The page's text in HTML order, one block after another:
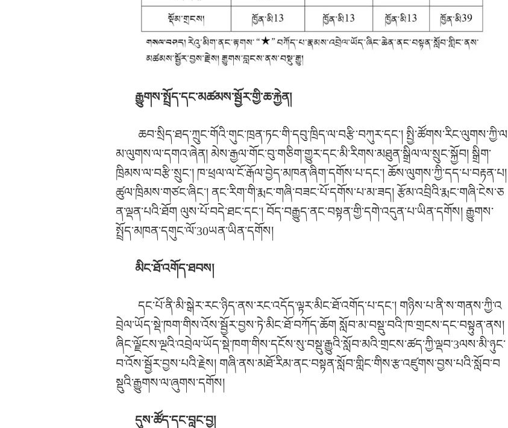
རྒྱུགས་སྤྲོད་དང་མཚམས་སྦྱོར་གྱི་ཆ་རྐྱེན།
ཆབ་སྲིད་ཐད་ཀྲུང་གོའི་གུང་ཁྲན་ཏང་གི་དབུ་ཁྲིད་ལ་བརྩི་བཀུར་དང་། སྤྱི་ཚོགས་རིང་ལུགས་ཀྱི་ལ
མ་ལུགས་ལ་དགའ་ཞེན། མེས་རྒྱལ་གོང་བུ་གཅིག་གྱུར་དང་མི་རིགས་མཐུན་སྒྲིལ་ལ་སྲུང་སྐྱོབ། སྒྲིག་
ཁྲིམས་ལ་བརྩི་སྲུང་། ཁ་ཕྲལ་ལ་ངོ་རྒོལ་བྱེད་མཁན་ཞིག་དགོས་པ་དང་། ཆོས་ལུགས་ཀྱི་དད་པ་བརྟན་པ།
ཚུལ་ཁྲིམས་གཙང་ཞིང་། ནང་རིག་གི་རྨང་གཞི་བཟང་པོ་དགོས་པ་མ་ཟད། རྩོམ་འབྲིའི་རྨང་གཞི་ངེས་ཅ
ན་ལྡན་པའི་ཐོག ལུས་པོ་བདེ་ཐང་དང་། བོད་བརྒྱུད་ནང་བསྟན་གྱི་དགེ་འདུན་པ་ཡིན་དགོས། རྒྱུགས་
སྤྲོད་མཁན་དགུང་ལོ་30ཡན་ཡིན་དགོས།
མིང་ཐོ་འགོད་ཐབས།
དང་པོ་ནི་མི་སྒེར་རང་ཉིད་ནས་རང་འདོད་ལྟར་མིང་ཐོ་འགོད་པ་དང་། གཉིས་པ་ནི་ས་གནས་ཀྱི་འ
བྲེལ་ཡོད་སྡེ་ཁག་གིས་འོས་སྦྱོར་བྱས་ཏེ་མིང་ཐོ་བཀོད་ཆོག སློབ་མ་བསྡུ་བའི་ཁ་གྲངས་དང་བསྟུན་ནས།
ཞིང་ལྗོངས་ལྔའི་འབྲེལ་ཡོད་སྡེ་ཁག་གིས་དངོས་སུ་བསྡུ་རྒྱུའི་སློབ་མའི་གྲངས་ཚད་ཀྱི་ལྡབ་3ལས་མི་ཉུང་
བ་འོས་སྦྱོར་བྱས་པའི་རྗེས། གཞི་ནས་མཐོ་རིམ་ནང་བསྟན་སློབ་གླིང་གིས་རྩ་འཛུགས་བྱས་པའི་སློབ་བ
སྡུའི་རྒྱུགས་ལ་ཞུགས་དགོས།
དུས་ཚོད་དང་བླང་བྱ།